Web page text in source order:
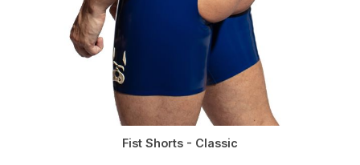
Fist Shorts - Classic